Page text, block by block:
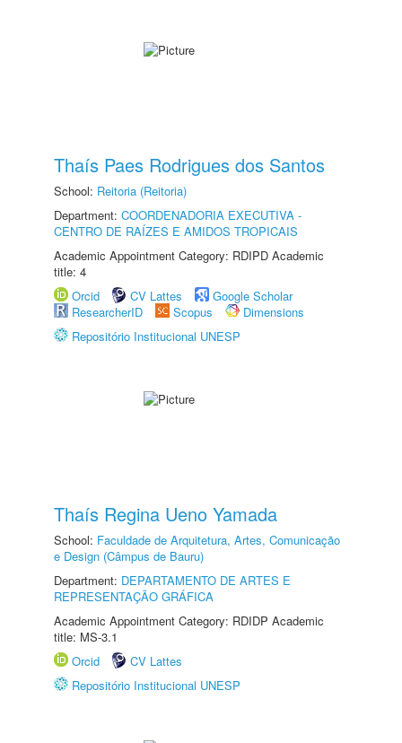
Thaís Paes Rodrigues dos Santos
School: Reitoria (Reitoria)
Department: COORDENADORIA EXECUTIVA -
CENTRO DE RAÍZES E AMIDOS TROPICAIS
Academic Appointment Category: RDIPD Academic
title: 4
Orcid
CV Lattes
Google Scholar
ResearcherID
Scopus
Dimensions
Repositório Institucional UNESP
Thaís Regina Ueno Yamada
School: Faculdade de Arquitetura, Artes, Comunicação
e Design (Câmpus de Bauru)
Department: DEPARTAMENTO DE ARTES E
REPRESENTAÇÃO GRÁFICA
Academic Appointment Category: RDIDP Academic
title: MS-3.1
Orcid
CV Lattes
Repositório Institucional UNESP